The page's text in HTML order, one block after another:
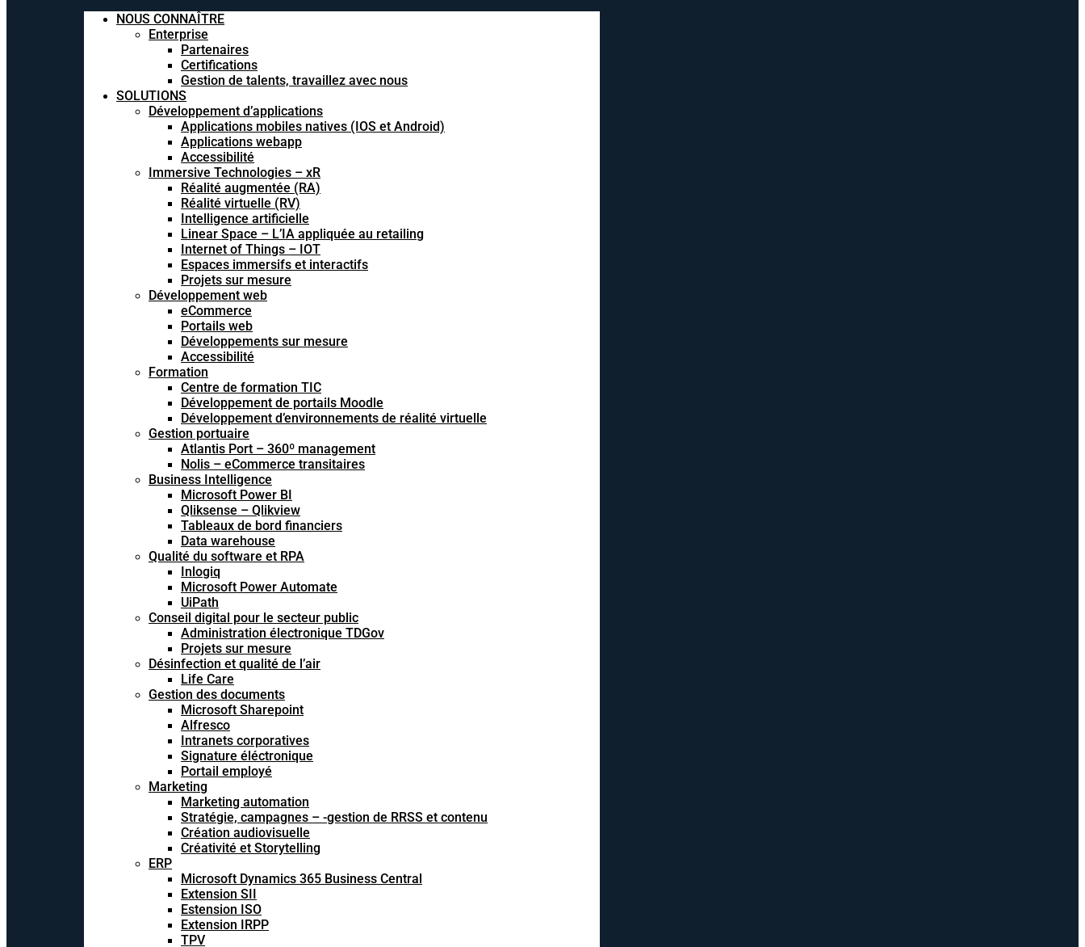
NOUS CONNAÎTRE
Enterprise
Partenaires
Certifications
Gestion de talents, travaillez avec nous
SOLUTIONS
Développement d’applications
Applications mobiles natives (IOS et Android)
Applications webapp
Accessibilité
Immersive Technologies – xR
Réalité augmentée (RA)
Réalité virtuelle (RV)
Intelligence artificielle
Linear Space – L’IA appliquée au retailing
Internet of Things – IOT
Espaces immersifs et interactifs
Projets sur mesure
Développement web
eCommerce
Portails web
Développements sur mesure
Accessibilité
Formation
Centre de formation TIC
Développement de portails Moodle
Développement d’environnements de réalité virtuelle
Gestion portuaire
Atlantis Port – 360º management
Nolis – eCommerce transitaires
Business Intelligence
Microsoft Power BI
Qliksense – Qlikview
Tableaux de bord financiers
Data warehouse
Qualité du software et RPA
Inlogiq
Microsoft Power Automate
UiPath
Conseil digital pour le secteur public
Administration électronique TDGov
Projets sur mesure
Désinfection et qualité de l’air
Life Care
Gestion des documents
Microsoft Sharepoint
Alfresco
Intranets corporatives
Signature éléctronique
Portail employé
Marketing
Marketing automation
Stratégie, campagnes – -gestion de RRSS et contenu
Création audiovisuelle
Créativité et Storytelling
ERP
Microsoft Dynamics 365 Business Central
Extension SII
Estension ISO
Extension IRPP
TPV